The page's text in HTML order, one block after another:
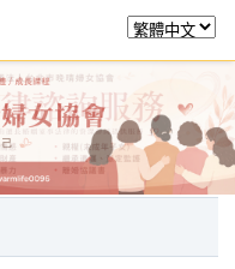
日常服務 課程活動